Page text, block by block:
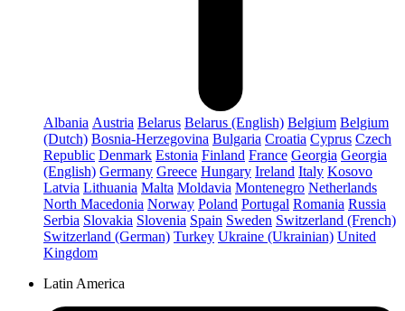
Albania Austria Belarus Belarus (English) Belgium Belgium
(Dutch) Bosnia-Herzegovina Bulgaria Croatia Cyprus Czech
Republic Denmark Estonia Finland France Georgia Georgia
(English) Germany Greece Hungary Ireland Italy Kosovo
Latvia Lithuania Malta Moldavia Montenegro Netherlands
North Macedonia Norway Poland Portugal Romania Russia
Serbia Slovakia Slovenia Spain Sweden Switzerland (French)
Switzerland (German) Turkey Ukraine (Ukrainian) United
Kingdom
Latin America